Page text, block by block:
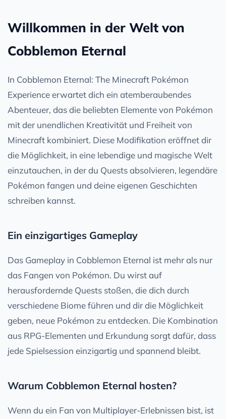
Willkommen in der Welt von
Cobblemon Eternal
In Cobblemon Eternal: The Minecraft Pokémon
Experience erwartet dich ein atemberaubendes
Abenteuer, das die beliebten Elemente von Pokémon
mit der unendlichen Kreativität und Freiheit von
Minecraft kombiniert. Diese Modifikation eröffnet dir
die Möglichkeit, in eine lebendige und magische Welt
einzutauchen, in der du Quests absolvieren, legendäre
Pokémon fangen und deine eigenen Geschichten
schreiben kannst.
Ein einzigartiges Gameplay
Das Gameplay in Cobblemon Eternal ist mehr als nur
das Fangen von Pokémon. Du wirst auf
herausfordernde Quests stoßen, die dich durch
verschiedene Biome führen und dir die Möglichkeit
geben, neue Pokémon zu entdecken. Die Kombination
aus RPG-Elementen und Erkundung sorgt dafür, dass
jede Spielsession einzigartig und spannend bleibt.
Warum Cobblemon Eternal hosten?
Wenn du ein Fan von Multiplayer-Erlebnissen bist, ist